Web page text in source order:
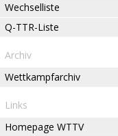
Wechselliste
Q-TTR-Liste
Archiv
Wettkampfarchiv
Links
Homepage WTTV